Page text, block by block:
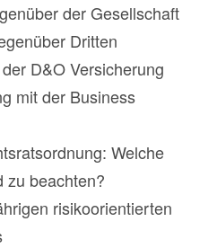
der Gesellschaft
Dritten
D&O Versicherung
mit der Business
Welche
zu beachten?
risikoorientierten